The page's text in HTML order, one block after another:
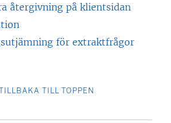
återgivning på klientsidan
för extraktfrågor
TILL TOPPEN